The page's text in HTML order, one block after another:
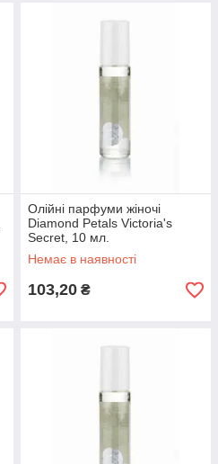
Олійні парфуми жіночі
Diamond Petals Victoria's
Secret, 10 мл.
Немає в наявності
103,20 ₴